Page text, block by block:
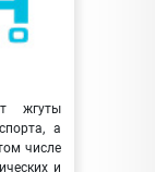
жгуты
а
числе
и